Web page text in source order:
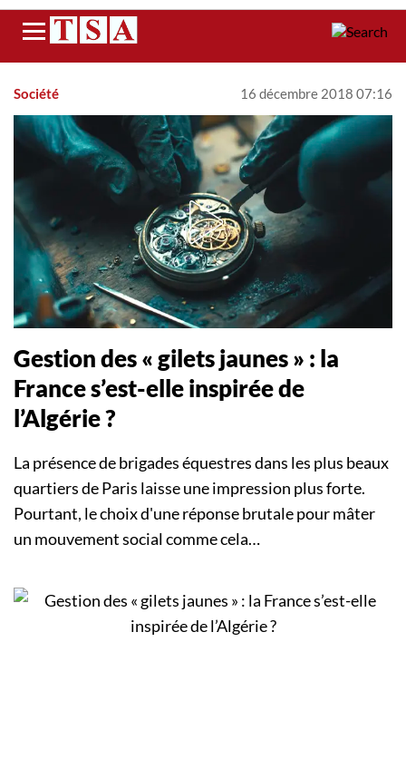
Menu
Société 16 décembre 2018 07:16
Gestion des « gilets jaunes » : la
France s’est-elle inspirée de
l’Algérie ?
La présence de brigades équestres dans les plus beaux
quartiers de Paris laisse une impression plus forte.
Pourtant, le choix d'une réponse brutale pour mâter
un mouvement social comme cela…